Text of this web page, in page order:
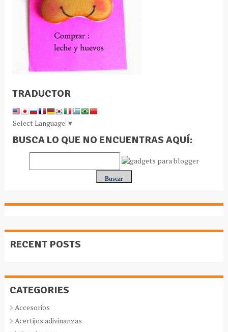
TRADUCTOR
Select Language ▼
BUSCA LO QUE NO ENCUENTRAS AQUÍ:
RECENT POSTS
CATEGORIES
Accesorios
Acertijos adivinanzas